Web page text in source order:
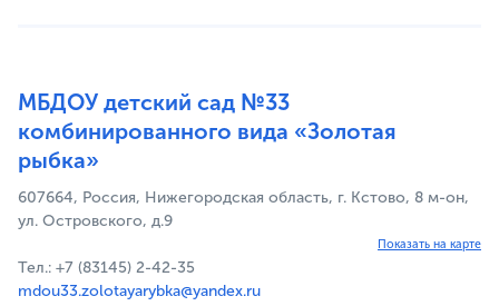
МБДОУ детский сад №33
комбинированного вида «Золотая
рыбка»
607664, Россия, Нижегородская область, г. Кстово, 8 м-он,
ул. Островского, д.9
Показать на карте
Тел.: +7 (83145) 2-42-35
mdou33.zolotayarybka@yandex.ru